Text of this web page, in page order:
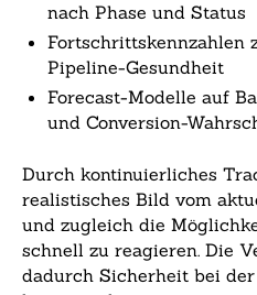
nach Phase und Status
Fortschrittskennzahlen
Pipeline-Gesundheit
Forecast-Modelle auf
und Conversion-
Durch kontinuierliches
realistisches Bild vom
und zugleich die
schnell zu reagieren. Die
dadurch Sicherheit bei